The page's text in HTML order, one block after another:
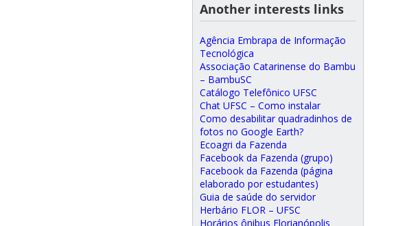
Another interests links
Agência Embrapa de Informação
Tecnológica
Associação Catarinense do Bambu
– BambuSC
Catálogo Telefônico UFSC
Chat UFSC – Como instalar
Como desabilitar quadradinhos de
fotos no Google Earth?
Ecoagri da Fazenda
Facebook da Fazenda (grupo)
Facebook da Fazenda (página
elaborado por estudantes)
Guia de saúde do servidor
Herbário FLOR – UFSC
Horários ônibus Florianópolis